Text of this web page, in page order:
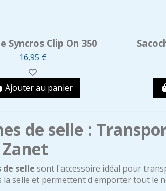
Syncros Clip On 350
16,95 €
Ajouter au panier
de selle :
de selle sont l'accessoire idéal pour
la selle et permettent d'emporter tout le